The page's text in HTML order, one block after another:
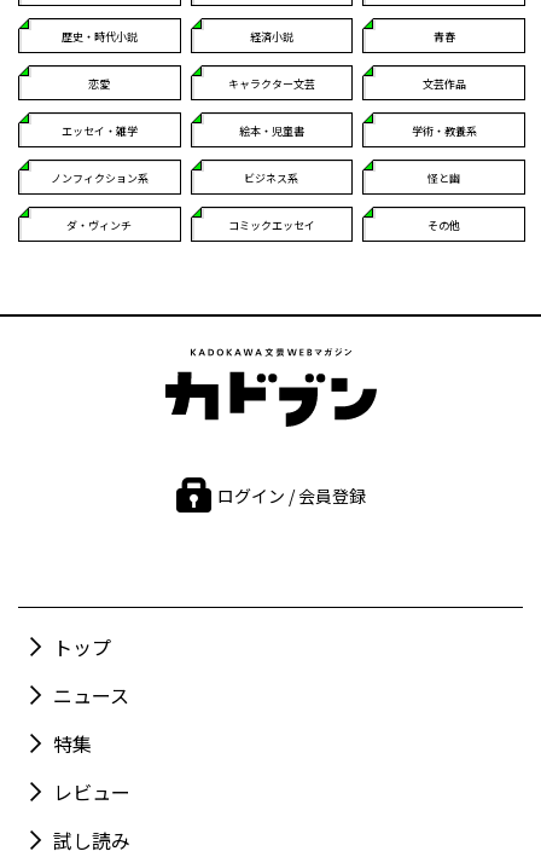
歴史・時代小説 経済小説 青春
恋愛 キャラクター文芸 文芸作品
エッセイ・雑学 絵本・児童書 学術・教養系
ノンフィクション系 ビジネス系 怪と幽
ダ・ヴィンチ コミックエッセイ その他
ログイン / 会員登録
トップ
ニュース
特集
レビュー
試し読み